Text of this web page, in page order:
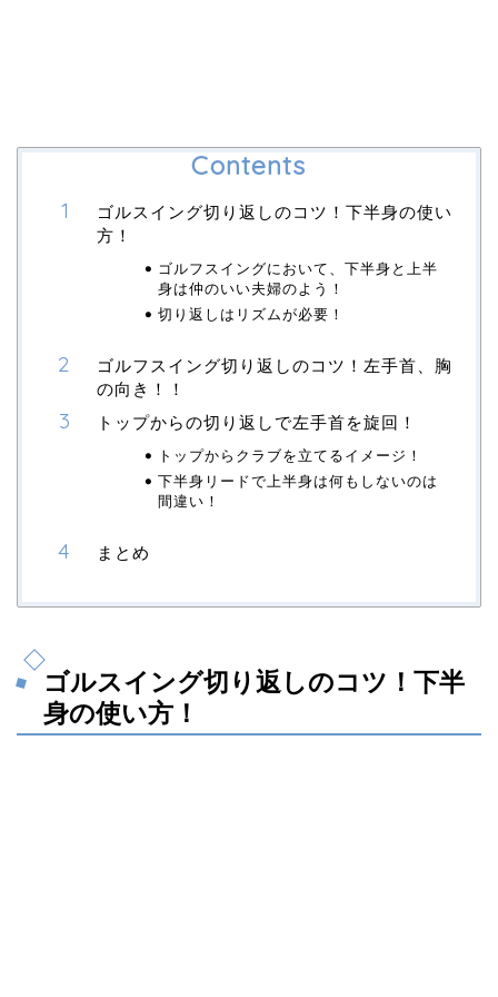
Contents
ゴルスイング切り返しのコツ！下半身の使い
方！
ゴルフスイングにおいて、下半身と上半
身は仲のいい夫婦のよう！
切り返しはリズムが必要！
ゴルフスイング切り返しのコツ！左手首、胸
の向き！！
トップからの切り返しで左手首を旋回！
トップからクラブを立てるイメージ！
下半身リードで上半身は何もしないのは
間違い！
まとめ
ゴルスイング切り返しのコツ！下半
身の使い方！